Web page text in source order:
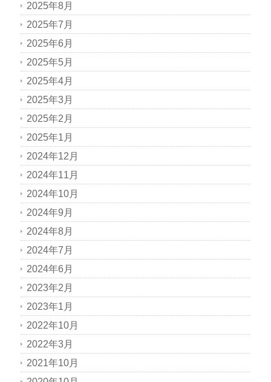
2025年8月
2025年7月
2025年6月
2025年5月
2025年4月
2025年3月
2025年2月
2025年1月
2024年12月
2024年11月
2024年10月
2024年9月
2024年8月
2024年7月
2024年6月
2023年2月
2023年1月
2022年10月
2022年3月
2021年10月